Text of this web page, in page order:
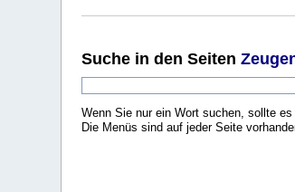
Suche in den Seiten
Wenn Sie nur ein Wort suchen, sollte
Die Menüs sind auf jeder Seite